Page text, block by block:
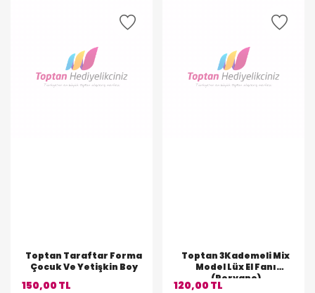
Toptan Taraftar Forma
Çocuk Ve Yetişkin Boy
150,00 TL
Toptan 3Kademeli Mix
Model Lüx El Fanı
(Pervane)
120,00 TL